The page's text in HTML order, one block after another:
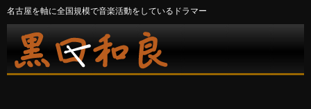
名古屋を軸に全国規模で音楽活動をしているドラマー